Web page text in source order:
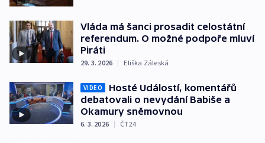
Vláda má šanci prosadit celostátní
referendum. O možné podpoře mluví
Piráti
29. 3. 2026 | Eliška Záleská
VIDEO
Hosté Událostí, komentářů
debatovali o nevydání Babiše a
Okamury sněmovnou
6. 3. 2026 | ČT24